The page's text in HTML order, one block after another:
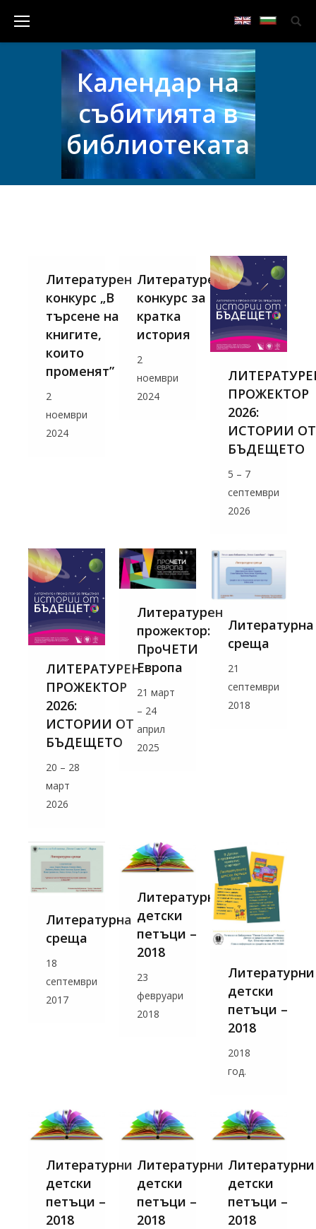
Календар на
събитията в
библиотеката
Литературен
конкурс „В
търсене на
книгите,
които
променят”
2
ноември
2024
Литературен
конкурс за
кратка
история
2
ноември
2024
ПРОЖЕКТОР
2026:
ИСТОРИИ ОТ
БЪДЕЩЕТО
5 – 7
септември
2026
ЛИТЕРАТУРЕН
ПРОЖЕКТОР
2026:
ИСТОРИИ ОТ
БЪДЕЩЕТО
20 – 28
март
2026
Литературен
прожектор:
ПроЧЕТИ
Европа
21 март
– 24
април
2025
Литературна
среща
21
септември
2018
Литературна
среща
18
септември
2017
Литературни
детски
петъци –
2018
23
февруари
2018
Литературни
детски
петъци –
2018
2018
год.
Литературни
детски
петъци –
2018
Литературни
детски
петъци –
2018
Литературни
детски
петъци –
2018